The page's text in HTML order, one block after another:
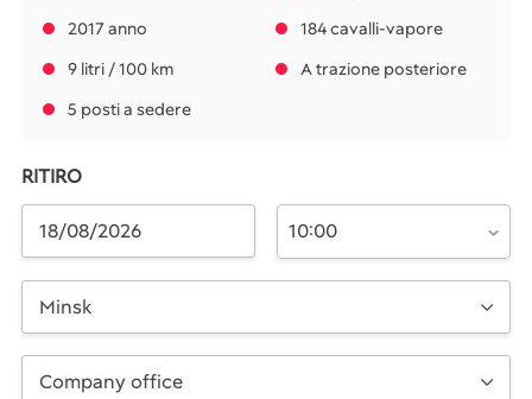
2017 anno
184 cavalli-vapore
9 litri / 100 km
A trazione posteriore
5 posti a sedere
RITIRO
10:00
Minsk
Company office